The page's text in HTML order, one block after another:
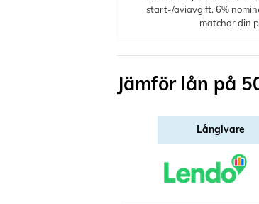
start-/aviavgift. 6%
matchar din
Jämför lån på
Långivare